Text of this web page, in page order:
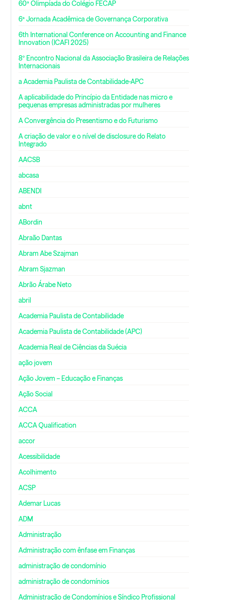
60ª Olimpíada do Colégio FECAP
6ª Jornada Acadêmica de Governança Corporativa
6th International Conference on Accounting and Finance
Innovation (ICAFI 2025)
8º Encontro Nacional da Associação Brasileira de Relações
Internacionais
a Academia Paulista de Contabilidade-APC
A aplicabilidade do Princípio da Entidade nas micro e
pequenas empresas administradas por mulheres
A Convergência do Presentismo e do Futurismo
A criação de valor e o nível de disclosure do Relato
Integrado
AACSB
abcasa
ABENDI
abnt
ABordin
Abraão Dantas
Abram Abe Szajman
Abram Sjazman
Abrão Árabe Neto
abril
Academia Paulista de Contabilidade
Academia Paulista de Contabilidade (APC)
Academia Real de Ciências da Suécia
ação jovem
Ação Jovem – Educação e Finanças
Ação Social
ACCA
ACCA Qualification
accor
Acessibilidade
Acolhimento
ACSP
Ademar Lucas
ADM
Administração
Administração com ênfase em Finanças
administração de condomínio
administração de condomínios
Administração de Condomínios e Síndico Profissional